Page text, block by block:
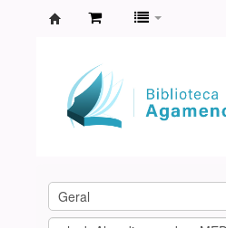
Agamenon
Magalhães